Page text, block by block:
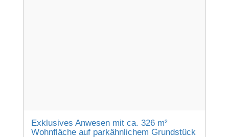
Exklusives Anwesen mit ca. 326 m²
Wohnfläche auf parkähnlichem Grundstück